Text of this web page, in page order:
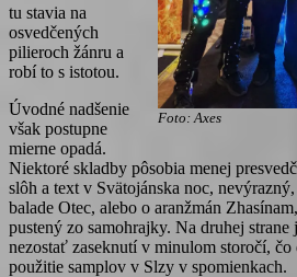
Foto: Axes
tu stavia na
osvedčených
pilieroch žánru a
robí to s istotou.
Úvodné nadšenie
však postupne
mierne opadá.
Niektoré skladby pôsobia menej
slôh a text v Svätojánska noc,
balade Otec, alebo o aranžmán
pustený zo samohrajky. Na druhej
nezostať zaseknutí v minulom storočí, čo
použitie samplov v Slzy v spomienkach.